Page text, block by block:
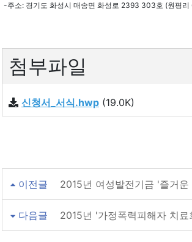
-주소: 경기도 화성시 매송면 화성로 2393 303호 (원평
첨부파일
신청서_서식.hwp (19.0K)
이전글 2015년 여성발전기금 '즐거
다음글 2015년 '가정폭력피해자 치